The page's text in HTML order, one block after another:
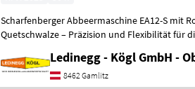
Scharfenberger Abbeermaschine EA12-S mit
Quetschwalze – Präzision und Flexibilität für
Ledinegg - Kögl GmbH -
8462 Gamlitz